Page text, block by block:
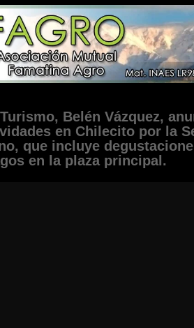
Belén Vázquez,
en Chilecito por la
que incluye
en la plaza principal.